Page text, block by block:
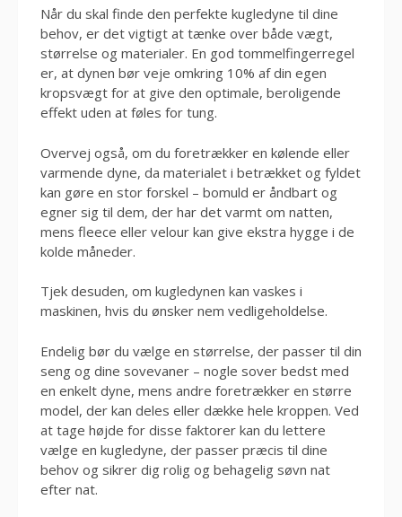
Når du skal finde den perfekte kugledyne til dine
behov, er det vigtigt at tænke over både vægt,
størrelse og materialer. En god tommelfingerregel
er, at dynen bør veje omkring 10% af din egen
kropsvægt for at give den optimale, beroligende
effekt uden at føles for tung.
Overvej også, om du foretrækker en kølende eller
varmende dyne, da materialet i betrækket og fyldet
kan gøre en stor forskel – bomuld er åndbart og
egner sig til dem, der har det varmt om natten,
mens fleece eller velour kan give ekstra hygge i de
kolde måneder.
Tjek desuden, om kugledynen kan vaskes i
maskinen, hvis du ønsker nem vedligeholdelse.
Endelig bør du vælge en størrelse, der passer til din
seng og dine sovevaner – nogle sover bedst med
en enkelt dyne, mens andre foretrækker en større
model, der kan deles eller dække hele kroppen. Ved
at tage højde for disse faktorer kan du lettere
vælge en kugledyne, der passer præcis til dine
behov og sikrer dig rolig og behagelig søvn nat
efter nat.